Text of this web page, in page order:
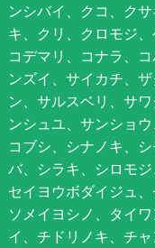
ンシバイ、クコ、ク
キ、クリ、クロモジ
コデマリ、コナラ、
ンズイ、サイカチ、
ン、サルスベリ、サ
ンシュユ、サンショ
コブシ、シナノキ、
バ、シラキ、シロモ
セイヨウボダイジュ
ソメイヨシノ、タイ
イ、チドリノキ、チ